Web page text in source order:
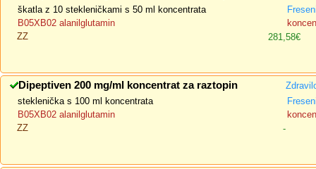
škatla z 10 stekleničkami s 50 ml koncentrata
B05XB02 alanilglutamin
ZZ
281,58€
Dipeptiven 200 mg/ml koncentrat za raztopin
steklenička s 100 ml koncentrata
B05XB02 alanilglutamin
ZZ
-